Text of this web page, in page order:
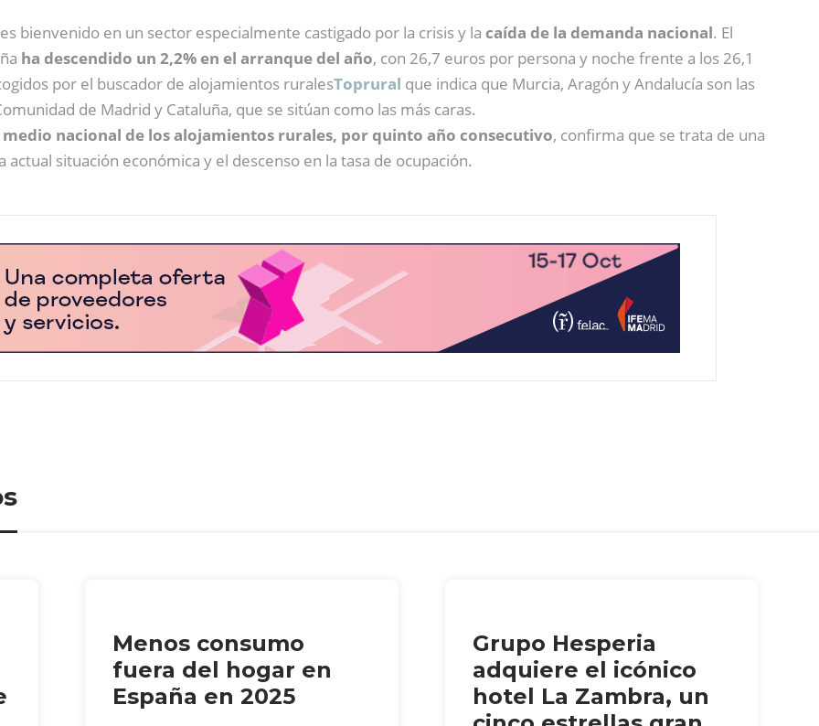
es bienvenido en un sector especialmente castigado por la crisis y la caída de la demanda nacional. El
ha descendido un 2,2% en el arranque del año, con 26,7 euros por persona y noche frente a los 26,1
por el buscador de alojamientos ruralesToprural que indica que Murcia, Aragón y Andalucía son las
de Madrid y Cataluña, que se sitúan como las más caras.
nacional de los alojamientos rurales, por quinto año consecutivo, confirma que se trata de una
situación económica y el descenso en la tasa de ocupación.
Menos consumo
fuera del hogar en
España en 2025
Grupo Hesperia
adquiere el icónico
hotel La Zambra, un